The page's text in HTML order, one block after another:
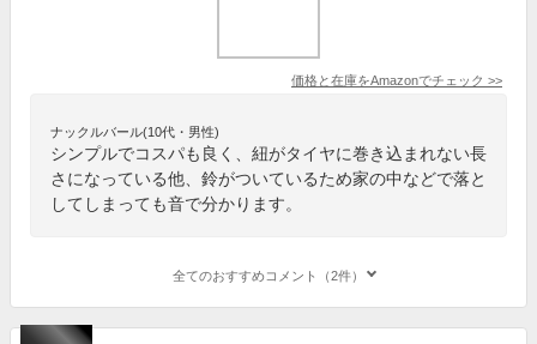
価格と在庫をAmazonでチェック >>
ナックルバール(10代・男性)
シンプルでコスパも良く、紐がタイヤに巻き込まれない長
さになっている他、鈴がついているため家の中などで落と
してしまっても音で分かります。
全てのおすすめコメント（2件）